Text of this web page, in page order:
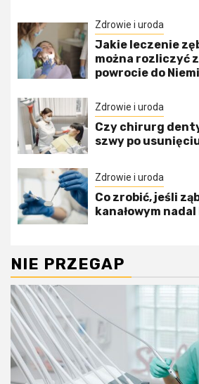
Zdrowie i uroda
Jakie leczenie
można rozliczyć z
powrocie do
Zdrowie i uroda
Czy chirurg
szwy po
Zdrowie i uroda
Co zrobić, jeśli
kanałowym nadal
NIE PRZEGAP